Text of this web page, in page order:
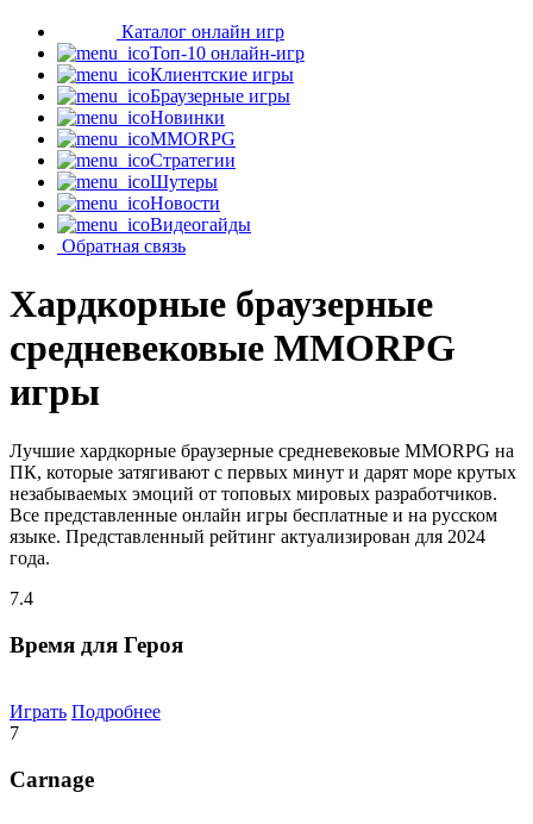
Каталог онлайн игр
Топ-10 онлайн-игр
Клиентские игры
Браузерные игры
Новинки
MMORPG
Стратегии
Шутеры
Новости
Видеогайды
Обратная связь
Хардкорные браузерные
средневековые MMORPG
игры
Лучшие хардкорные браузерные средневековые MMORPG на
ПК, которые затягивают с первых минут и дарят море крутых
незабываемых эмоций от топовых мировых разработчиков.
Все представленные онлайн игры бесплатные и на русском
языке. Представленный рейтинг актуализирован для 2024
года.
7.4
Время для Героя
Играть Подробнее
7
Carnage